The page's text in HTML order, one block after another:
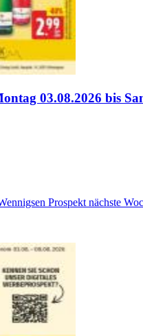
03.08.2026 bis
Prospekt nächste